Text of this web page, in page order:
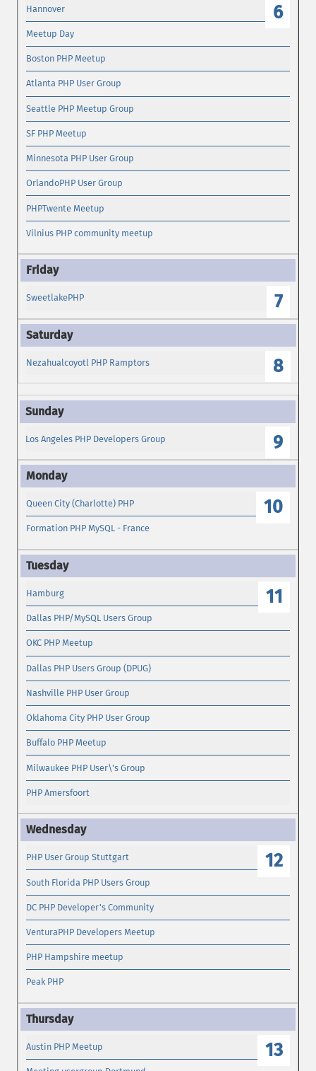
6
Hannover
Meetup Day
Boston PHP Meetup
Atlanta PHP User Group
Seattle PHP Meetup Group
SF PHP Meetup
Minnesota PHP User Group
OrlandoPHP User Group
PHPTwente Meetup
Vilnius PHP community meetup
7
SweetlakePHP
8
Nezahualcoyotl PHP Ramptors
9
Los Angeles PHP Developers Group
10
Queen City (Charlotte) PHP
Formation PHP MySQL - France
11
Hamburg
Dallas PHP/MySQL Users Group
OKC PHP Meetup
Dallas PHP Users Group (DPUG)
Nashville PHP User Group
Oklahoma City PHP User Group
Buffalo PHP Meetup
Milwaukee PHP User\'s Group
PHP Amersfoort
12
PHP User Group Stuttgart
South Florida PHP Users Group
DC PHP Developer's Community
VenturaPHP Developers Meetup
PHP Hampshire meetup
Peak PHP
13
Austin PHP Meetup